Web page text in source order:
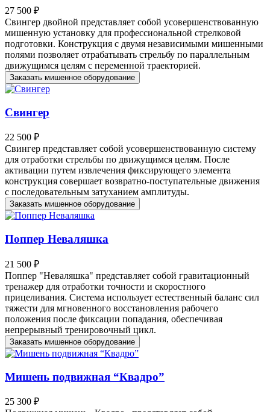
27 500 ₽
Свингер двойной представляет собой усовершенствованную
мишенную установку для профессиональной стрелковой
подготовки. Конструкция с двумя независимыми мишенными
полями позволяет отрабатывать стрельбу по параллельным
движущимся целям с переменной траекторией.
Заказать мишенное оборудование
Свингер
22 500 ₽
Свингер представляет собой усовершенствованную систему
для отработки стрельбы по движущимся целям. После
активации путем извлечения фиксирующего элемента
конструкция совершает возвратно-поступательные движения
с последовательным затуханием амплитуды.
Заказать мишенное оборудование
Поппер Неваляшка
21 500 ₽
Поппер "Неваляшка" представляет собой гравитационный
тренажер для отработки точности и скоростного
прицеливания. Система использует естественный баланс сил
тяжести для мгновенного восстановления рабочего
положения после фиксации попадания, обеспечивая
непрерывный тренировочный цикл.
Заказать мишенное оборудование
Мишень подвижная “Квадро”
25 300 ₽